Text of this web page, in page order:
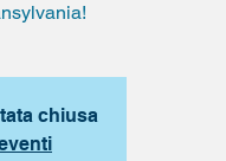
chiusa